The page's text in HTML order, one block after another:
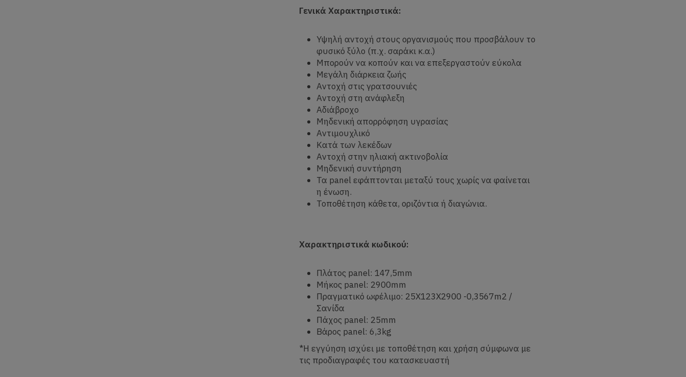
Γενικά Χαρακτηριστικά:
Υψηλή αντοχή στους οργανισμούς που προσβάλουν το
φυσικό ξύλο (π.χ. σαράκι κ.α.)
Μπορούν να κοπούν και να επεξεργαστούν εύκολα
Μεγάλη διάρκεια ζωής
Αντοχή στις γρατσουνιές
Αντοχή στη ανάφλεξη
Αδιάβροχο
Μηδενική απορρόφηση υγρασίας
Αντιμουχλικό
Κατά των λεκέδων
Αντοχή στην ηλιακή ακτινοβολία
Μηδενική συντήρηση
Τα panel εφάπτονται μεταξύ τους χωρίς να φαίνεται
η ένωση.
Τοποθέτηση κάθετα, οριζόντια ή διαγώνια.
Χαρακτηριστικά κωδικού:
Πλάτος panel: 147,5mm
Μήκος panel: 2900mm
Πραγματικό ωφέλιμο: 25Χ123Χ2900 -0,3567m2 /
Σανίδα
Πάχος panel: 25mm
Βάρος panel: 6,3kg
*Η εγγύηση ισχύει με τοποθέτηση και χρήση σύμφωνα με
τις προδιαγραφές του κατασκευαστή